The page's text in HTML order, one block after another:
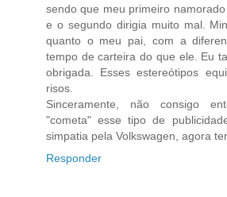
sendo que meu primeiro
e o segundo dirigia muito mal.
quanto o meu pai, com a
tempo de carteira do que ele. Eu
obrigada. Esses estereótipos
risos.
Sinceramente, não consigo
"cometa" esse tipo de
simpatia pela Volkswagen, agora
Responder